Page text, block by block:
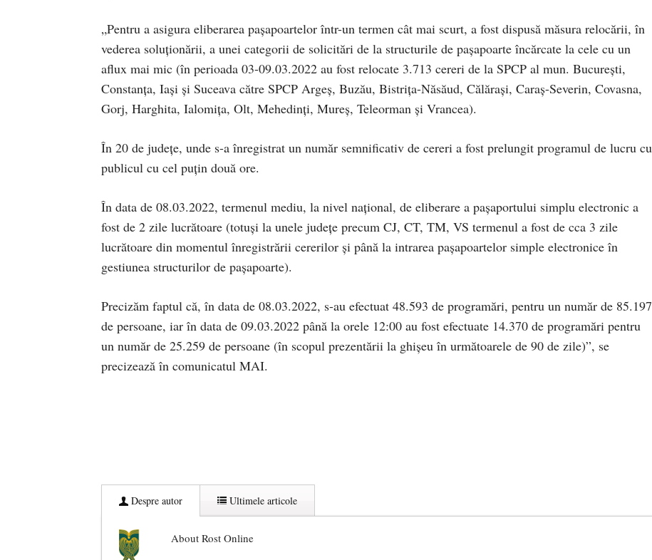
„Pentru a asigura eliberarea pașapoartelor într-un termen cât mai scurt, a fost dispusă măsura relocării, în
vederea soluționării, a unei categorii de solicitări de la structurile de pașapoarte încărcate la cele cu un
aflux mai mic (în perioada 03-09.03.2022 au fost relocate 3.713 cereri de la SPCP al mun. București,
Constanța, Iași și Suceava către SPCP Argeș, Buzău, Bistrița-Năsăud, Călărași, Caraș-Severin, Covasna,
Gorj, Harghita, Ialomița, Olt, Mehedinți, Mureș, Teleorman și Vrancea).
În 20 de județe, unde s-a înregistrat un număr semnificativ de cereri a fost prelungit programul de lucru cu
publicul cu cel puțin două ore.
În data de 08.03.2022, termenul mediu, la nivel național, de eliberare a pașaportului simplu electronic a
fost de 2 zile lucrătoare (totuși la unele județe precum CJ, CT, TM, VS termenul a fost de cca 3 zile
lucrătoare din momentul înregistrării cererilor și până la intrarea pașapoartelor simple electronice în
gestiunea structurilor de pașapoarte).
Precizăm faptul că, în data de 08.03.2022, s-au efectuat 48.593 de programări, pentru un număr de 85.197
de persoane, iar în data de 09.03.2022 până la orele 12:00 au fost efectuate 14.370 de programări pentru
un număr de 25.259 de persoane (în scopul prezentării la ghișeu în următoarele de 90 de zile)”, se
precizează în comunicatul MAI.
Despre autor Ultimele articole
About Rost Online